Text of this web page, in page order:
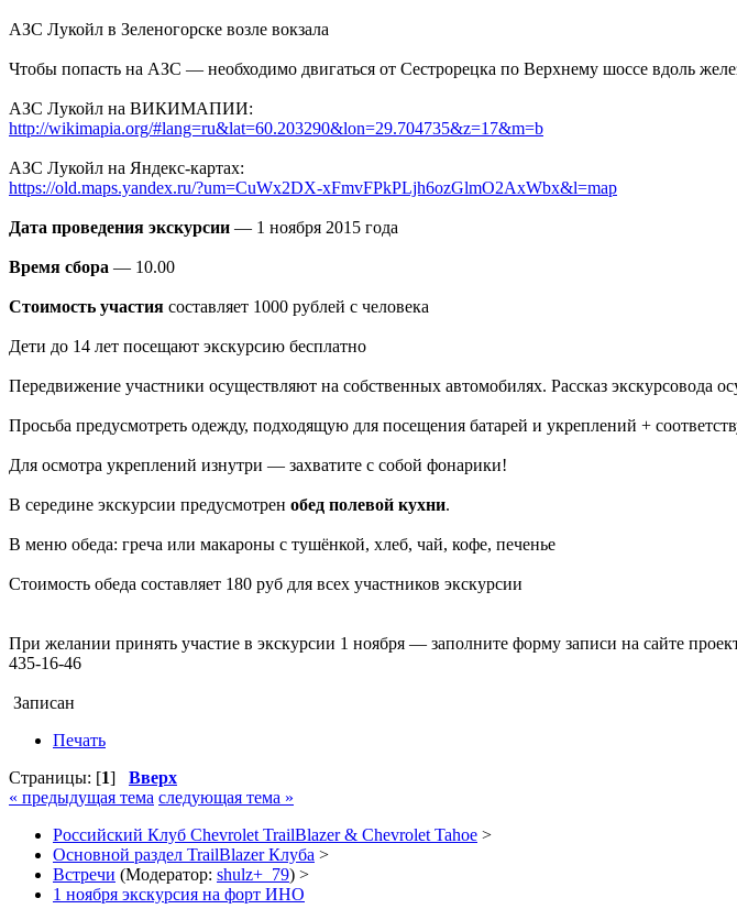
АЗС Лукойл в Зеленогорске возле вокзала
Чтобы попасть на АЗС — необходимо двигаться от Сестрорецка по Верхнему шоссе вдоль
АЗС Лукойл на ВИКИМАПИИ:
http://wikimapia.org/#lang=ru&lat=60.203290&lon=29.704735&z=17&m=b
АЗС Лукойл на Яндекс-картах:
https://old.maps.yandex.ru/?um=CuWx2DX-xFmvFPkPLjh6ozGlmO2AxWbx&l=map
Дата проведения экскурсии — 1 ноября 2015 года
Время сбора — 10.00
Стоимость участия составляет 1000 рублей с человека
Дети до 14 лет посещают экскурсию бесплатно
Передвижение участники осуществляют на собственных автомобилях. Рассказ экскурсовода
Просьба предусмотреть одежду, подходящую для посещения батарей и укреплений +
Для осмотра укреплений изнутри — захватите с собой фонарики!
В середине экскурсии предусмотрен обед полевой кухни.
В меню обеда: греча или макароны с тушёнкой, хлеб, чай, кофе, печенье
Стоимость обеда составляет 180 руб для всех участников экскурсии
При желании принять участие в экскурсии 1 ноября — заполните форму записи на сайте
435-16-46
Записан
Печать
Страницы: [1] Вверх
« предыдущая тема следующая тема »
Российский Клуб Chevrolet TrailBlazer & Chevrolet Tahoe >
Основной раздел TrailBlazer Клуба >
Встречи (Модератор: shulz+_79) >
1 ноября экскурсия на форт ИНО